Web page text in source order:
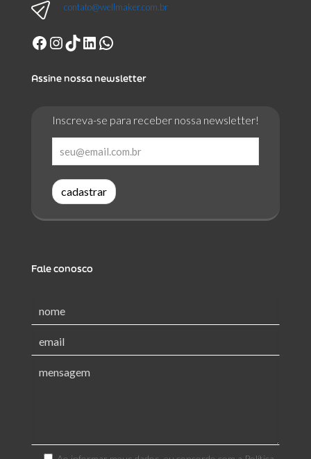
contato@wellmaker.com.br
Facebook
Instagram
TikTok
LinkedIn
WhatsApp
Assine nossa newsletter
Inscreva-se para receber nossa newsletter!
cadastrar
Fale conosco